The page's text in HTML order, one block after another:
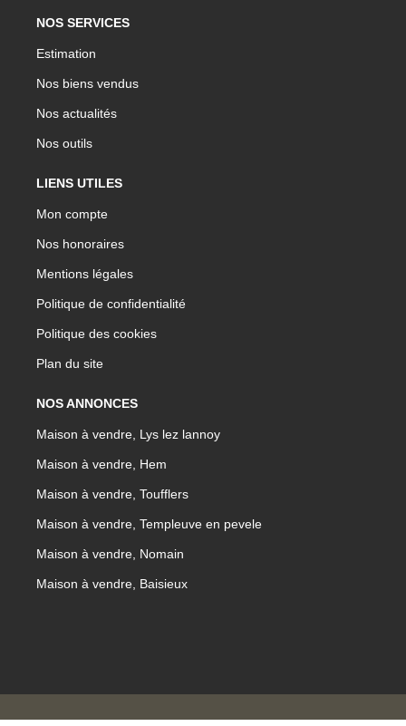
NOS SERVICES
Estimation
Nos biens vendus
Nos actualités
Nos outils
LIENS UTILES
Mon compte
Nos honoraires
Mentions légales
Politique de confidentialité
Politique des cookies
Plan du site
NOS ANNONCES
Maison à vendre, Lys lez lannoy
Maison à vendre, Hem
Maison à vendre, Toufflers
Maison à vendre, Templeuve en pevele
Maison à vendre, Nomain
Maison à vendre, Baisieux